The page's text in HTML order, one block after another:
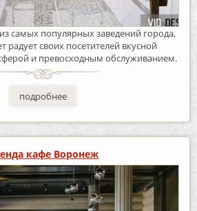
самых популярных заведений города,
радует своих посетителей вкусной
и превосходным обслуживанием.
подробнее
кафе Воронеж